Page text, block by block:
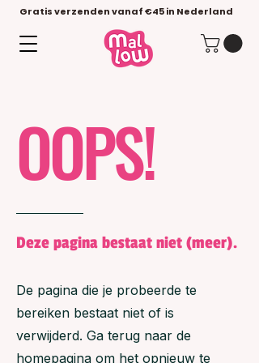
Gratis verzenden vanaf €45 in Nederland
OOPS!
Deze pagina bestaat niet (meer).
De pagina die je probeerde te
bereiken bestaat niet of is
verwijderd. Ga terug naar de
homepagina om het opnieuw te